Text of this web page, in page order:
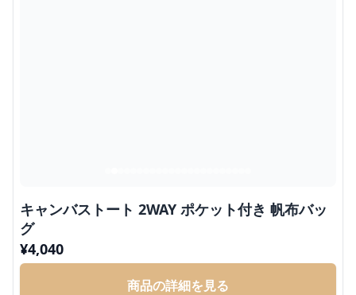
キャンバストート 2WAY ポケット付き 帆布バッ
グ
¥4,040
商品の詳細を見る